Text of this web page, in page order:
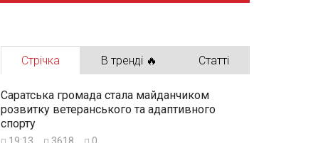
Стрічка В тренді 🔥 Статті
Саратська громада стала майданчиком
розвитку ветеранського та адаптивного
спорту